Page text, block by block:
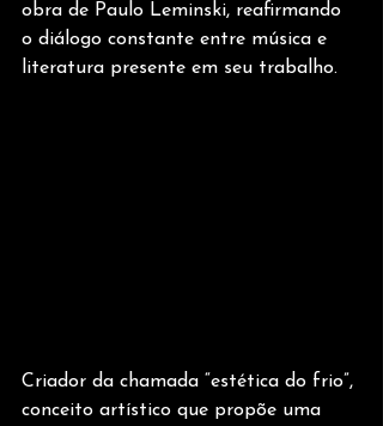
obra de Paulo Leminski, reafirmando
o diálogo constante entre música e
literatura presente em seu trabalho.
Criador da chamada “estética do frio”,
conceito artístico que propõe uma